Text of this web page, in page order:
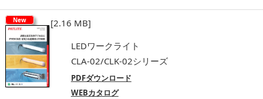
New
[2.16 MB]
LEDワークライト
CLA-02/CLK-02シリーズ
PDFダウンロード
WEBカタログ